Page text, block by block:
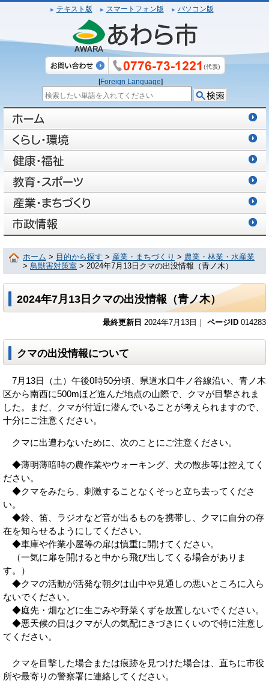
テキスト版 スマートフォン版 パソコン版
[Foreign Language]
ホーム > 目的から探す > 産業・まちづくり > 農業・林業・水産業
> 鳥獣害対策室 > 2024年7月13日クマの出没情報（青ノ木）
2024年7月13日クマの出没情報（青ノ木）
最終更新日 2024年7月13日｜ ページID 014283
クマの出没情報について
7月13日（土）午後0時50分頃、県道水口牛ノ谷線沿い、青ノ木
区から南西に500mほど進んだ地点の山際で、クマが目撃されま
した。まだ、クマが付近に潜んでいることが考えられますので、
十分にご注意ください。
クマに出遭わないために、次のことにご注意ください。
◆薄明薄暗時の農作業やウォーキング、犬の散歩等は控えてく
ださい。
◆クマをみたら、刺激することなくそっと立ち去ってくださ
い。
◆鈴、笛、ラジオなど音が出るものを携帯し、クマに自分の存
在を知らせるようにしてください。
◆車庫や作業小屋等の扉は慎重に開けてください。
（一気に扉を開けると中から飛び出してくる場合がありま
す。）
◆クマの活動が活発な朝夕は山中や見通しの悪いところに入ら
ないでください。
◆庭先・畑などに生ごみや野菜くずを放置しないでください。
◆悪天候の日はクマが人の気配にきづきにくいので特に注意し
てください。
クマを目撃した場合または痕跡を見つけた場合は、直ちに市役
所や最寄りの警察署に連絡してください。